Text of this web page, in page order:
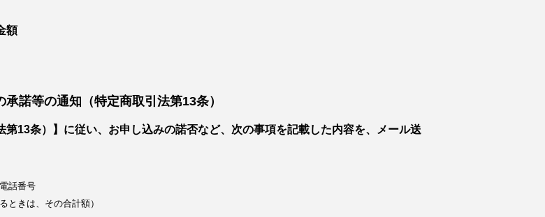
額
諾等の通知（特定商取引法第13条）
第13条）】に従い、お申し込みの諾否など、次の事項を記載した内容を、メール送
話番号
ときは、その合計額）